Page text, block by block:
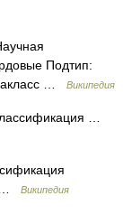
Подтип:
…
Википедия
…
…
Википедия